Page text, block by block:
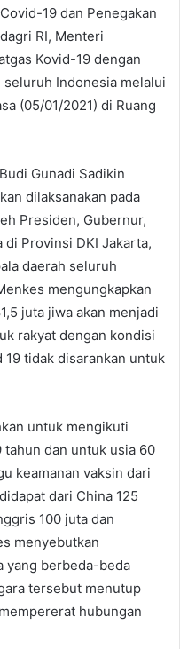
19 dan Penegakan
RI, Menteri
Kovid-19 dengan
Indonesia melalui
(05/01/2021) di Ruang
Gunadi Sadikin
dilaksanakan pada
Presiden, Gubernur,
di Provinsi DKI Jakarta,
daerah seluruh
mengungkapkan
juta jiwa akan menjadi
rakyat dengan kondisi
tidak disarankan untuk
untuk mengikuti
tahun dan untuk usia 60
keamanan vaksin dari
dari China 125
100 juta dan
menyebutkan
yang berbeda-beda
tersebut menutup
hubungan